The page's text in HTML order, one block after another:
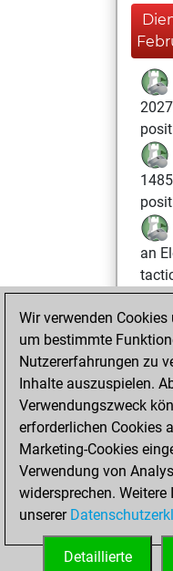
an
2024
your
Wir verwenden
um bestimmte
Nutzererfahrungen zu
Inhalte auszuspielen.
Verwendungszweck
erforderlichen Cookies
Marketing-Cookies
Verwendung von
widersprechen.
unserer
Detaillierte